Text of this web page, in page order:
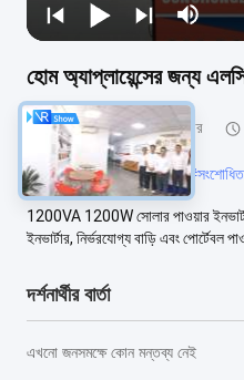
হোম অ্যাপ্লায়েন্সের জন্য
সংশোধিত সাইন ওয়েভ ইনভার্টার
#সংশোধিত পাওয়ার ইনভার্টার #
1200VA 1200W সোলার পাওয়ার
ইনভার্টার, নির্ভরযোগ্য বাড়ি এবং পোর্টেবল
দর্শনার্থীর বার্তা
এখনো জনসমক্ষে কোন মন্তব্য নেই